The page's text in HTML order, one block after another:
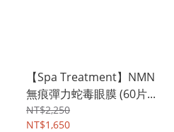
【Spa Treatment】NMN
無痕彈力蛇毒眼膜 (60片...
NT$2,250
NT$1,650